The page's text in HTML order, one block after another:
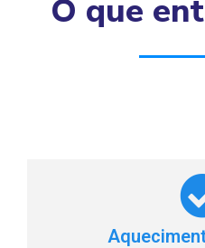
O que